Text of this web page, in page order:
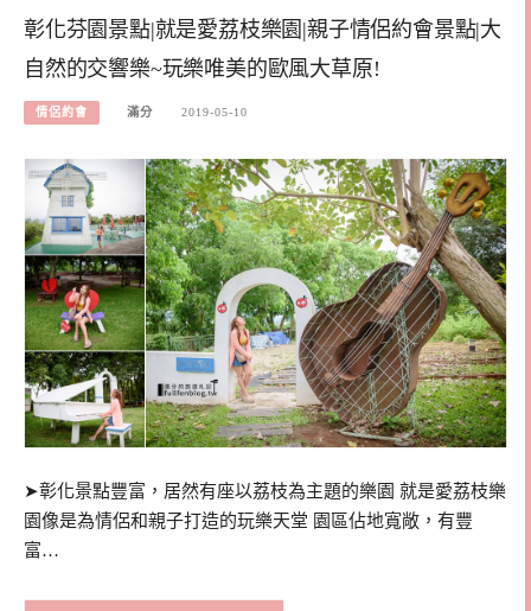
彰化芬園景點|就是愛荔枝樂園|親子情侶約會景點|大
自然的交響樂~玩樂唯美的歐風大草原!
情侶約會 滿分 2019-05-10
➤彰化景點豐富，居然有座以荔枝為主題的樂園 就是愛荔枝樂
園像是為情侶和親子打造的玩樂天堂 園區佔地寬敞，有豐
富…